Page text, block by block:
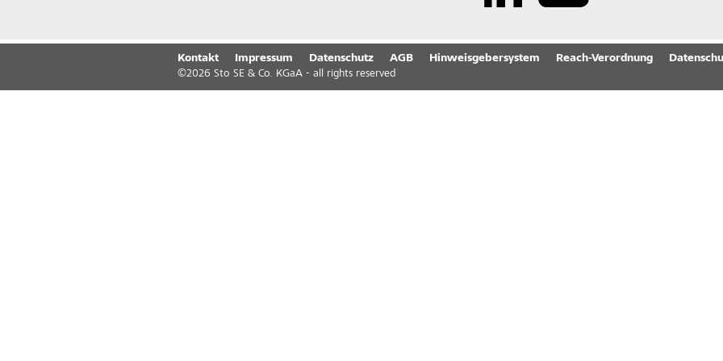
Kontakt Impressum Datenschutz AGB Hinweisgebersystem Reach-Verordnung
©2026 Sto SE & Co. KGaA - all rights reserved